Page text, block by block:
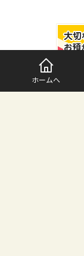
ホームへ